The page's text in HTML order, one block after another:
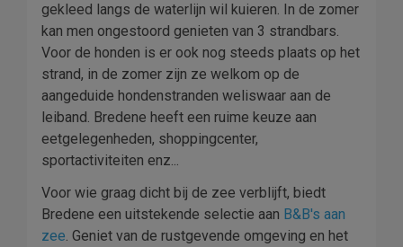
gekleed langs de waterlijn wil kuieren. In de zomer
kan men ongestoord genieten van 3 strandbars.
Voor de honden is er ook nog steeds plaats op het
strand, in de zomer zijn ze welkom op de
aangeduide hondenstranden weliswaar aan de
leiband. Bredene heeft een ruime keuze aan
eetgelegenheden, shoppingcenter,
sportactiviteiten enz...
Voor wie graag dicht bij de zee verblijft, biedt
Bredene een uitstekende selectie aan B&B's aan
zee. Geniet van de rustgevende omgeving en het